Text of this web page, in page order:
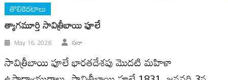
తొలికెరటాలు
త్యాగమూర్తి సావిత్రీబాయి ఫూలే
May 16, 2026 సనా
సావిత్రీబాయి ఫూలే భారతదేశపు మొదటి మహిళా